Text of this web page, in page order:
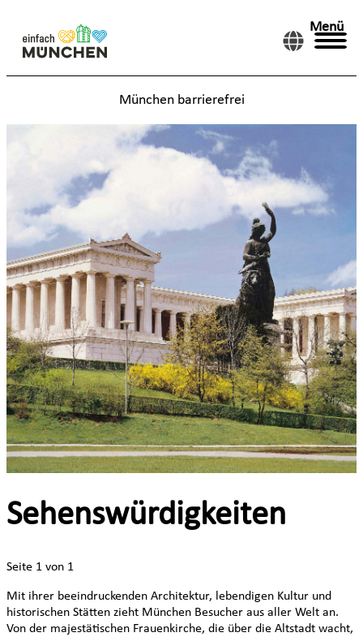
Menü
München barrierefrei
Sehenswürdigkeiten
Seite 1 von 1
Mit ihrer beeindruckenden Architektur, lebendigen Kultur und
historischen Stätten zieht München Besucher aus aller Welt an.
Von der majestätischen Frauenkirche, die über die Altstadt wacht,